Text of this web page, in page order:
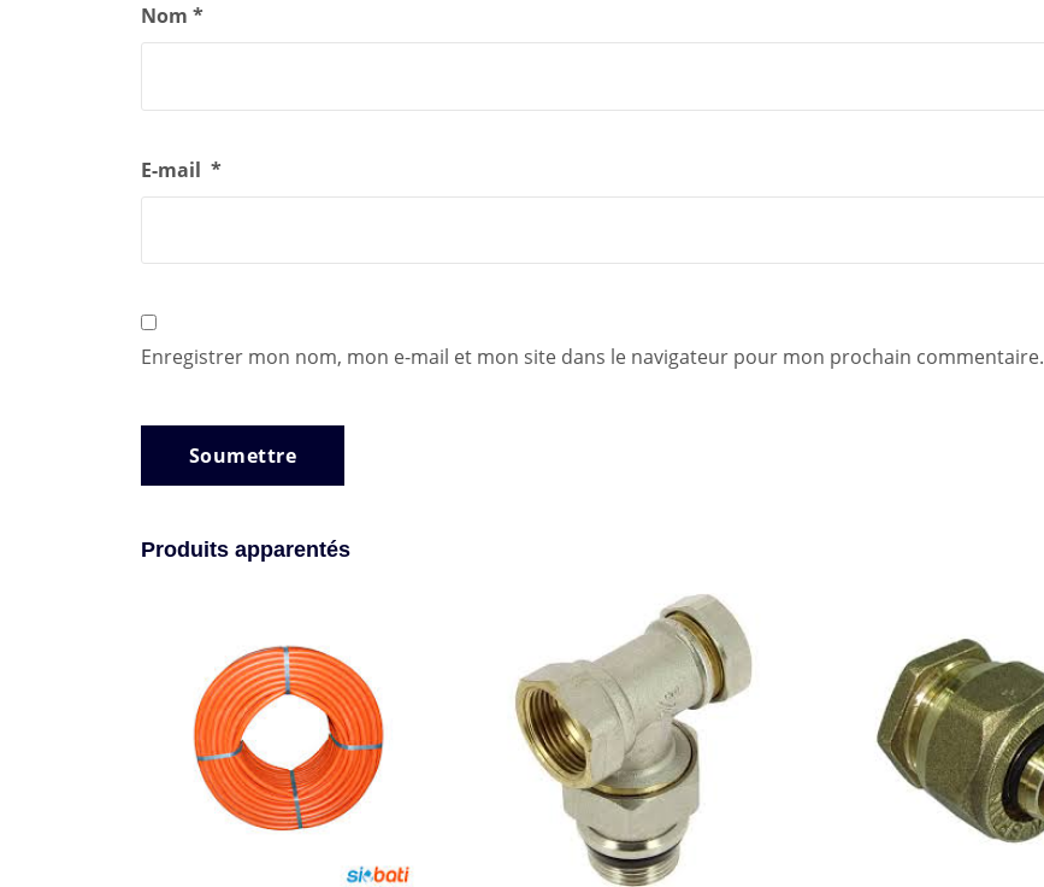
Nom *
E-mail *
Enregistrer mon nom, mon e-mail et mon site dans le navigateur pour mon prochain commentaire.
Produits apparentés